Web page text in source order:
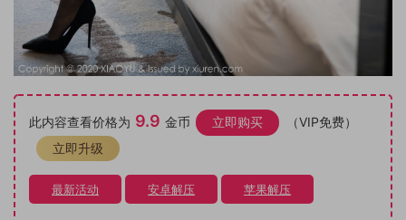
此内容查看价格为 9.9 金币 立即购买
（VIP免费）
立即升级
最新活动 安卓解压 苹果解压